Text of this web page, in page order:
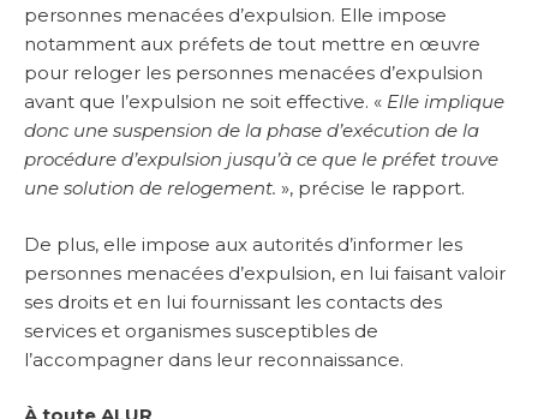
personnes menacées d’expulsion. Elle impose
notamment aux préfets de tout mettre en œuvre
pour reloger les personnes menacées d’expulsion
avant que l’expulsion ne soit effective. « Elle implique
donc une suspension de la phase d’exécution de la
procédure d’expulsion jusqu’à ce que le préfet trouve
une solution de relogement. », précise le rapport.
De plus, elle impose aux autorités d’informer les
personnes menacées d’expulsion, en lui faisant valoir
ses droits et en lui fournissant les contacts des
services et organismes susceptibles de
l’accompagner dans leur reconnaissance.